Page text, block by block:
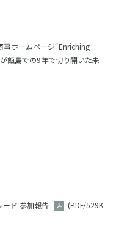
事ホームページ“Enriching
甑島での9年で切り開いた未
ード 参加報告
(PDF/529K